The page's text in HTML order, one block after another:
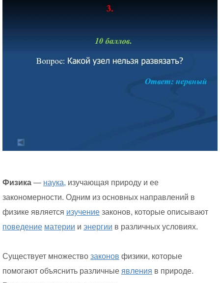
Физика — наука, изучающая природу и ее
закономерности. Одним из основных направлений в
физике является изучение законов, которые описывают
поведение материи и энергии в различных условиях.
Существует множество законов физики, которые
помогают объяснить различные явления в природе.